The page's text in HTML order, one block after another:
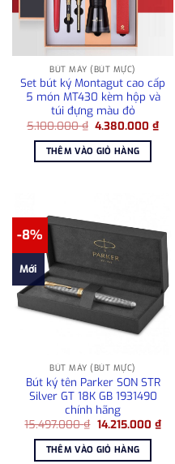
BÚT MÁY (BÚT MỰC)
Set bút ký Montagut cao cấp
5 món MT430 kèm hộp và
túi đựng màu đỏ
5.100.000₫ Giá
là:
5.100.000 ₫.
4.380.000₫Giá
hiện
THÊM VÀO GIỎ HÀNG
-8%
Mới
BÚT MÁY (BÚT MỰC)
Bút ký tên Parker SON STR
Silver GT 18K GB 1931490
chính hãng
15.497.000₫ Giá
là:
15.497.000 ₫.
14.215.000 ₫Giá
THÊM VÀO GIỎ HÀNG